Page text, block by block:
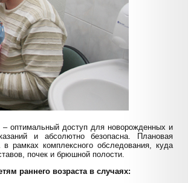
– оптимальный доступ для новорожденных и
и абсолютно безопасна. Плановая
рамках комплексного обследования, куда
почек и брюшной полости.
раннего возраста в случаях: